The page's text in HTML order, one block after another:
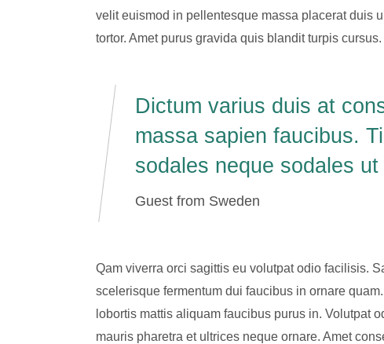
velit euismod in pellentesque massa placerat duis
tortor. Amet purus gravida quis blandit turpis cursus.
Dictum varius duis at
massa sapien faucibus.
sodales neque sodales
Guest from Sweden
Qam viverra orci sagittis eu volutpat odio facilisis.
scelerisque fermentum dui faucibus in ornare
lobortis mattis aliquam faucibus purus in. Volutpat
mauris pharetra et ultrices neque ornare. Amet